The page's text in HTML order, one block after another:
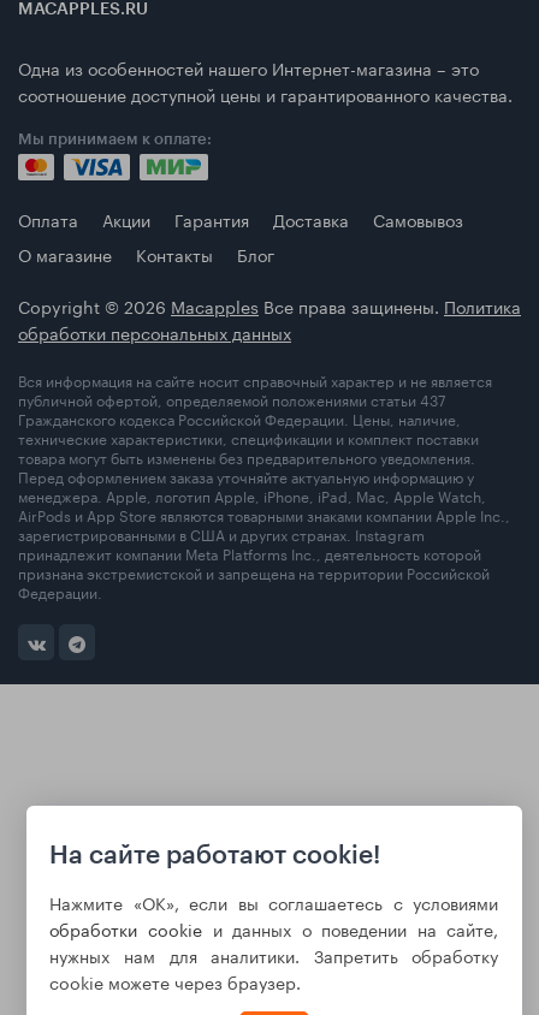
MACAPPLES.RU
Одна из особенностей нашего Интернет-магазина – это
соотношение доступной цены и гарантированного качества.
Мы принимаем к оплате:
Оплата Акции Гарантия Доставка
Самовывоз
О магазине
Контакты
Блог
Copyright © 2026 Macapples Все права защинены. Политика
обработки персональных данных
Вся информация на сайте носит справочный характер и не является
публичной офертой, определяемой положениями статьи 437
Гражданского кодекса Российской Федерации. Цены, наличие,
технические характеристики, спецификации и комплект поставки
товара могут быть изменены без предварительного уведомления.
Перед оформлением заказа уточняйте актуальную информацию у
менеджера. Apple, логотип Apple, iPhone, iPad, Mac, Apple Watch,
AirPods и App Store являются товарными знаками компании Apple Inc.,
зарегистрированными в США и других странах. Instagram
принадлежит компании Meta Platforms Inc., деятельность которой
признана экстремистской и запрещена на территории Российской
Федерации.
На сайте работают cookie!
Нажмите «ОК», если вы соглашаетесь с условиями
обработки cookie и данных о поведении на сайте,
нужных нам для аналитики. Запретить обработку
cookie можете через браузер.